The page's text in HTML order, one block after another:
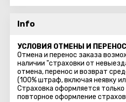
Info
УСЛОВИЯ ОТМЕНЫ И
Отмена и перенос заказа
наличии "страховки от
отмена, перенос и возврат
(100% штраф, включая неявку
Страховка оформляется
повторное оформление